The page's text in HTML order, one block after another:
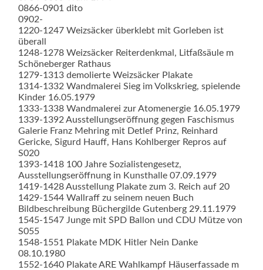
0866-0901 dito
0902-
1220-1247 Weizsäcker überklebt mit Gorleben ist
überall
1248-1278 Weizsäcker Reiterdenkmal, Litfaßsäule m
Schöneberger Rathaus
1279-1313 demolierte Weizsäcker Plakate
1314-1332 Wandmalerei Sieg im Volkskrieg, spielende
Kinder 16.05.1979
1333-1338 Wandmalerei zur Atomenergie 16.05.1979
1339-1392 Ausstellungseröffnung gegen Faschismus
Galerie Franz Mehring mit Detlef Prinz, Reinhard
Gericke, Sigurd Hauff, Hans Kohlberger Repros auf
S020
1393-1418 100 Jahre Sozialistengesetz,
Ausstellungseröffnung in Kunsthalle 07.09.1979
1419-1428 Ausstellung Plakate zum 3. Reich auf 20
1429-1544 Wallraff zu seinem neuen Buch
Bildbeschreibung Büchergilde Gutenberg 29.11.1979
1545-1547 Junge mit SPD Ballon und CDU Mütze von
S055
1548-1551 Plakate MDK Hitler Nein Danke
08.10.1980
1552-1640 Plakate ARE Wahlkampf Häuserfassade m